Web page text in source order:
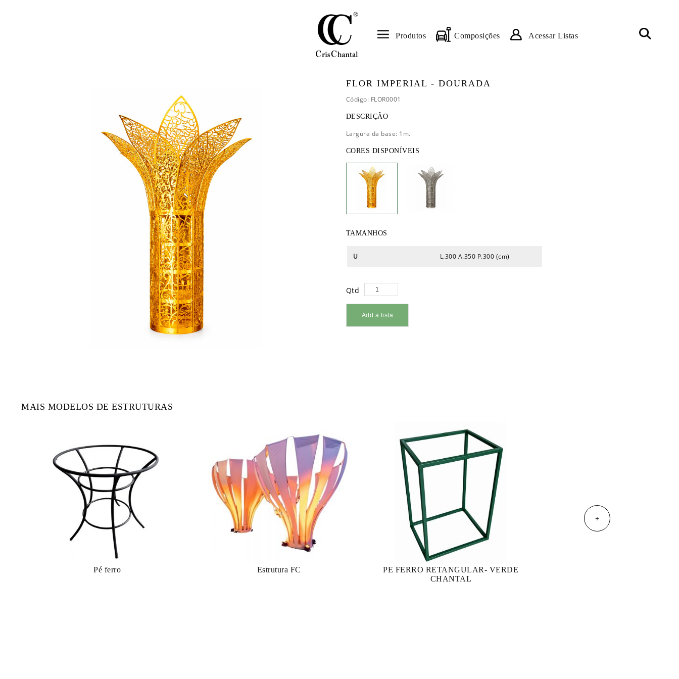
Produtos Composições Acessar Listas
FLOR IMPERIAL - DOURADA
Código: FLOR0001
DESCRIÇÃO
Largura da base: 1m.
CORES DISPONÍVEIS
TAMANHOS
U L.300 A.350 P.300 (cm)
Qtd
MAIS MODELOS DE ESTRUTURAS
Pé ferro Estrutura FC
PE FERRO RETANGULAR- VERDE
CHANTAL
+